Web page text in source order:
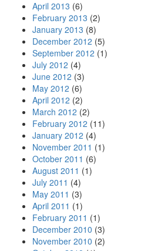
April 2013 (6)
February 2013 (2)
January 2013 (8)
December 2012 (5)
September 2012 (1)
July 2012 (4)
June 2012 (3)
May 2012 (6)
April 2012 (2)
March 2012 (2)
February 2012 (11)
January 2012 (4)
November 2011 (1)
October 2011 (6)
August 2011 (1)
July 2011 (4)
May 2011 (3)
April 2011 (1)
February 2011 (1)
December 2010 (3)
November 2010 (2)